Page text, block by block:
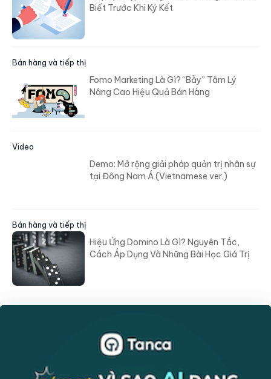
Biết Trước Khi Ký Kết
Bán hàng và tiếp thị
Fomo Marketing Là Gì? “Bẫy” Tâm Lý
Nâng Cao Hiệu Quả Bán Hàng
Video
Demo: Mở rộng giải pháp quản trị nhân sự
tại Đông Nam Á (Vietnamese ver.)
Bán hàng và tiếp thị
Hiệu Ứng Domino Là Gì? Nguyên Tắc,
Cách Áp Dụng Và Những Bài Học Giá Trị